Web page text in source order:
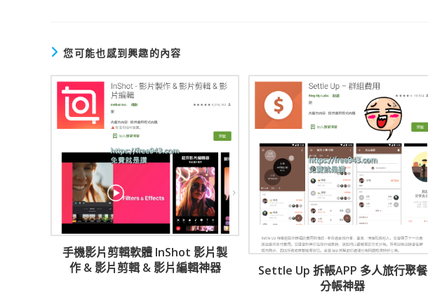
您可能也感到興趣的內容
手機影片剪輯軟體 InShot 影片製
作 & 影片剪輯 & 影片編輯神器
Settle Up 拆帳APP 多人旅行聚餐
分帳神器